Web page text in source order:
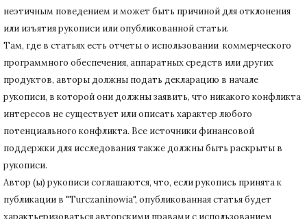
неэтичным поведением и может быть причиной для отклонения
или изъятия рукописи или опубликованной статьи.
Там, где в статьях есть отчеты о использовании коммерческого
программного обеспечения, аппаратных средств или других
продуктов, авторы должны подать декларацию в начале
рукописи, в которой они должны заявить, что никакого конфликта
интересов не существует или описать характер любого
потенциального конфликта. Все источники финансовой
поддержки для исследования также должны быть раскрыты в
рукописи.
Автор (ы) рукописи соглашаются, что, если рукопись принята к
публикации в "Turczaninowia", опубликованная статья будет